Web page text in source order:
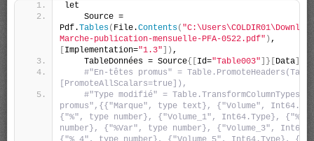
let
    Source =
Pdf.Tables( File.Contents(
Marche-publication-mensuelle-PFA-0522.pdf" )
Implementation="1.3" ]) ,
    TableDonnées = Source
{[ Id="Table003" ]}[ Data
#"En-têtes promus" =
[PromoteAllScalars=true]),
#"Type modifié" =
promus",{{"Marque", type text}, {"Volume",
{"%", type number}, {"Volume_1", Int64.Type},
number}, {"%Var", type number}, {"Volume_3",